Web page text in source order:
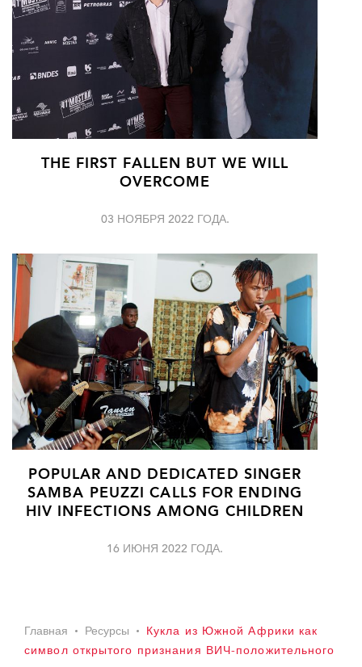
THE FIRST FALLEN BUT WE WILL
OVERCOME
03 НОЯБРЯ 2022 ГОДА.
POPULAR AND DEDICATED SINGER
SAMBA PEUZZI CALLS FOR ENDING
HIV INFECTIONS AMONG CHILDREN
16 ИЮНЯ 2022 ГОДА.
Главная Ресурсы
Кукла из Южной Африки как
символ открытого признания ВИЧ-положительного